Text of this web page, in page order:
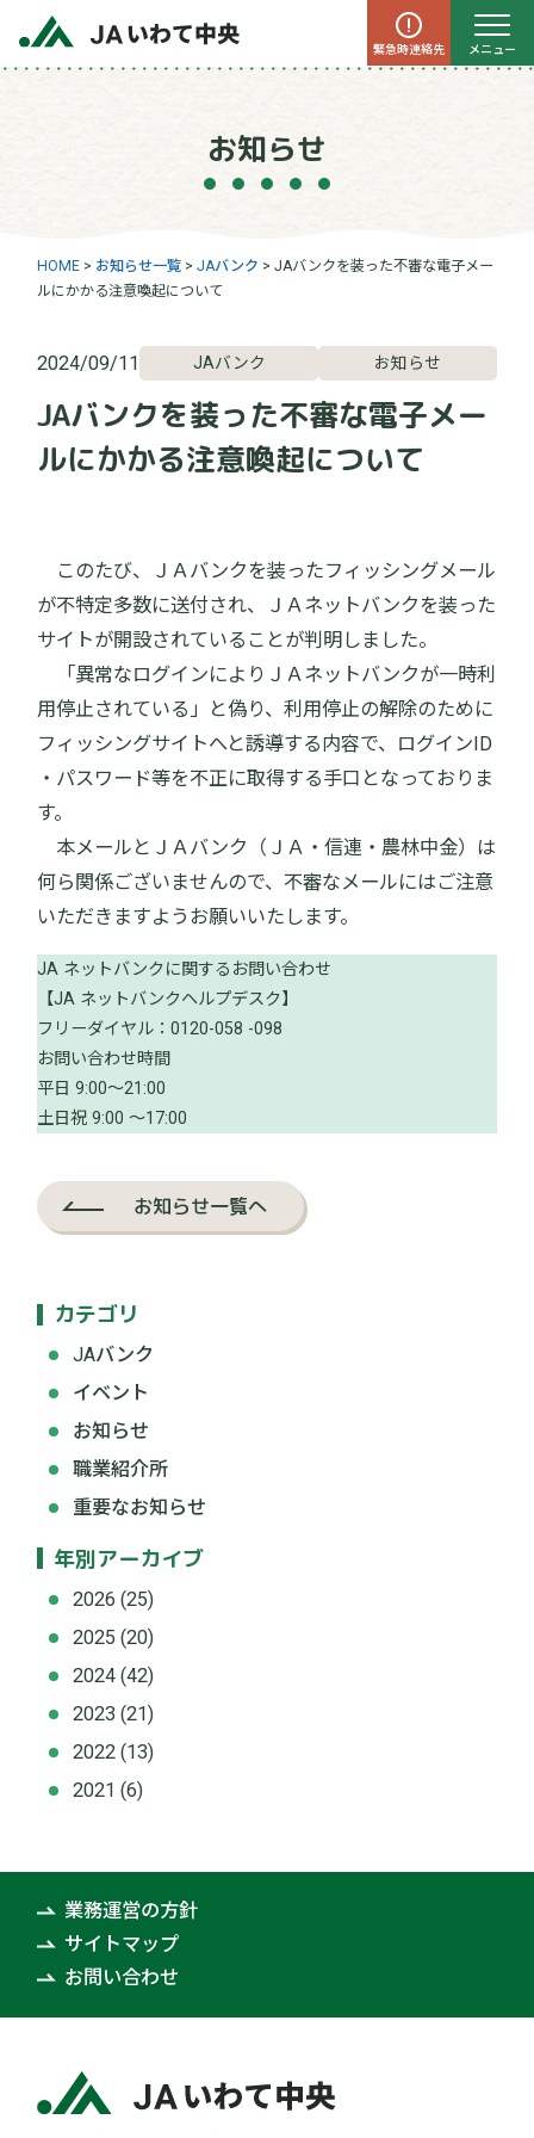
緊急時連絡先 メニュー
お知らせ
HOME > お知らせ一覧 >JAバンク >JAバンクを装った不審な電子メー
ルにかかる注意喚起について
2024/09/11 JAバンク お知らせ
JAバンクを装った不審な電子メー
ルにかかる注意喚起について
このたび、ＪＡバンクを装ったフィッシングメール
が不特定多数に送付され、ＪＡネットバンクを装った
サイトが開設されていることが判明しました。
「異常なログインによりＪＡネットバンクが一時利
用停止されている」と偽り、利用停止の解除のために
フィッシングサイトへと誘導する内容で、ログインID
・パスワード等を不正に取得する手口となっておりま
す。
本メールとＪＡバンク（ＪＡ・信連・農林中金）は
何ら関係ございませんので、不審なメールにはご注意
いただきますようお願いいたします。
JA ネットバンクに関するお問い合わせ
【JA ネットバンクヘルプデスク】
フリーダイヤル：0120-058 -098
お問い合わせ時間
平日 9:00～21:00
土日祝 9:00 ～17:00
お知らせ一覧へ
カテゴリ
JAバンク
イベント
お知らせ
職業紹介所
重要なお知らせ
年別アーカイブ
2026 (25)
2025 (20)
2024(42)
2023 (21)
2022(13)
2021 (6)
業務運営の方針
サイトマップ
お問い合わせ